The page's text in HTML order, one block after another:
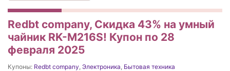
Redbt company, Скидка 43% на умный
чайник RK-M216S! Купон по 28
февраля 2025
Купоны: Redbt company, Электроника, Бытовая техника